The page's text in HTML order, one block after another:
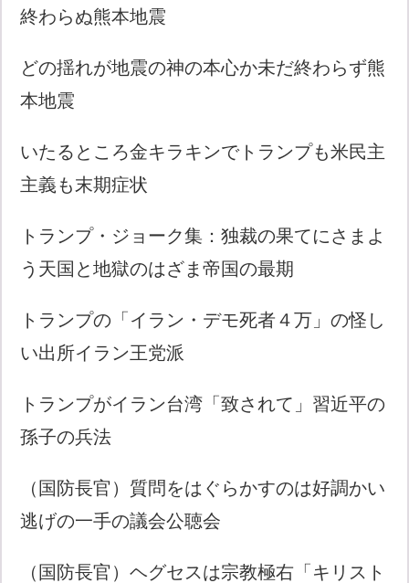
終わらぬ熊本地震
どの揺れが地震の神の本心か未だ終わらず熊
本地震
いたるところ金キラキンでトランプも米民主
主義も末期症状
トランプ・ジョーク集：独裁の果てにさまよ
う天国と地獄のはざま帝国の最期
トランプの「イラン・デモ死者４万」の怪し
い出所イラン王党派
トランプがイラン台湾「致されて」習近平の
孫子の兵法
（国防長官）質問をはぐらかすのは好調かい
逃げの一手の議会公聴会
（国防長官）ヘグセスは宗教極右「キリスト